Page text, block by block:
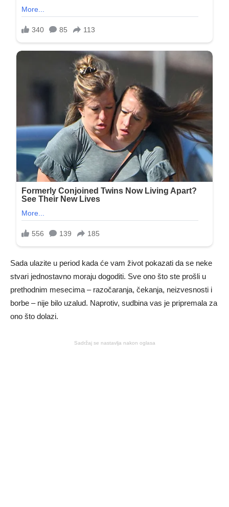
Sada ulazite u period kada će vam život pokazati da se neke
stvari jednostavno moraju dogoditi. Sve ono što ste prošli u
prethodnim mesecima – razočaranja, čekanja, neizvesnosti i
borbe – nije bilo uzalud. Naprotiv, sudbina vas je pripremala za
ono što dolazi.
Sadržaj se nastavlja nakon oglasa